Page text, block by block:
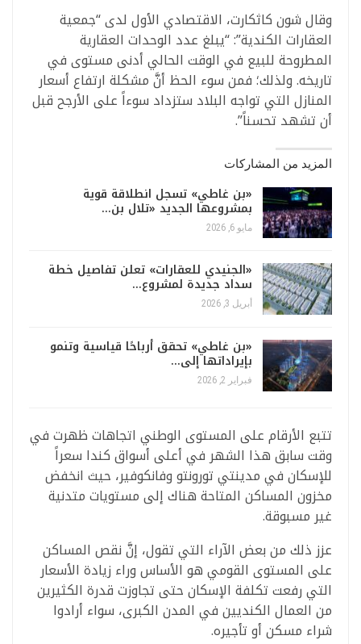
وقال شون كاثكارت، الاقتصادي الأول لدى “جمعية
العقارات الكندية”: “يبلغ عدد الوحدات العقارية
المطروحة للبيع في الوقت الحالي أدنى مستوى في
تاريخه. ولذلك؛ فمن سوء الحظ أنَّ مشكلة ارتفاع أسعار
المنازل التي تواجه البلاد ستزداد سوءاً على الأرجح قبل
أن تشهد تحسناً”.
المزيد من المشاركات
«بن غاطي» تسجل انطلاقة قوية
بمشروعها الجديد «تلال بن…
مايو 6, 2026
«الجنيدي للعقارات» تعلن تفاصيل خطة
سداد جديدة لمشروع…
أبريل 3, 2026
«بن غاطي» تحقق أرباحًا قياسية وتنمو
بإيراداتها إلى…
فبراير 2, 2026
تتبع الأرقام على المستوى الوطني اتجاهات ظهرت في
وقت سابق هذا الشهر في أعلى أسواق كندا سعراً
للإسكان في مدينتي تورونتو وفانكوفير، حيث انخفض
مخزون المساكن المتاحة هناك إلى مستويات متدنية
غير مسبوقة.
عزز ذلك من بعض الآراء التي تقول، إنَّ نقص المساكن
على المستوى القومي هو الأساس وراء زيادة الأسعار
التي رفعت تكلفة الإسكان حتى تجاوزت قدرة الكثيرين
من العمال الكنديين في المدن الكبرى، سواء أرادوا
شراء مسكن أو تأجيره.